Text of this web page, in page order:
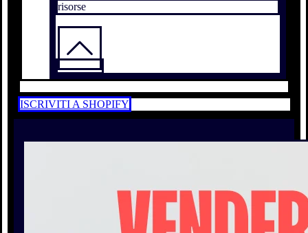
risorse
ISCRIVITI A SHOPIFY